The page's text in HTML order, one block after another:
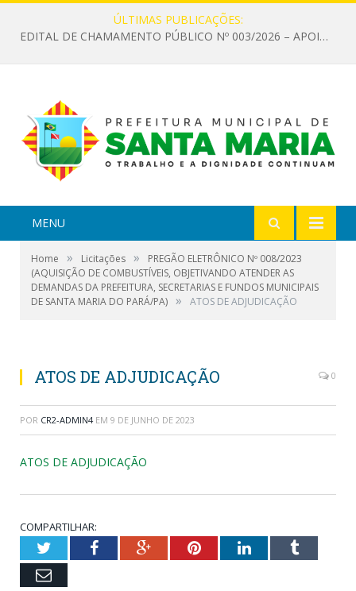
ÚLTIMAS PUBLICAÇÕES:
EDITAL DE CHAMAMENTO PÚBLICO Nº 003/2026 – APOIO À INFRAESTRUTURA CULTURAL
MENU
Home » Licitações »
PREGÃO ELETRÔNICO Nº 008/2023
(AQUISIÇÃO DE COMBUSTÍVEIS, OBJETIVANDO ATENDER AS
DEMANDAS DA PREFEITURA, SECRETARIAS E FUNDOS MUNICIPAIS
DE SANTA MARIA DO PARÁ/PA) » ATOS DE ADJUDICAÇÃO
ATOS DE ADJUDICAÇÃO 0
POR CR2-ADMIN4 EM 9 DE JUNHO DE 2023
ATOS DE ADJUDICAÇÃO
COMPARTILHAR:
TwitterFacebookGoogle+PinterestLinkedInTumblr
Email